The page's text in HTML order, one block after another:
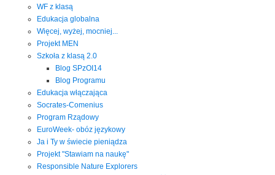
WF z klasą
Edukacja globalna
Więcej, wyżej, mocniej...
Projekt MEN
Szkoła z klasą 2.0
Blog SPzOI14
Blog Programu
Edukacja włączająca
Socrates-Comenius
Program Rządowy
EuroWeek- obóz językowy
Ja i Ty w świecie pieniądza
Projekt "Stawiam na naukę"
Responsible Nature Explorers